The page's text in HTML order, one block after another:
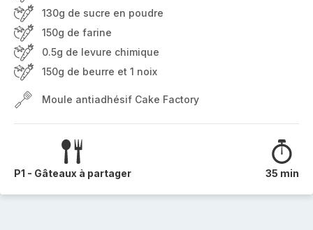
130g de sucre en poudre
150g de farine
0.5g de levure chimique
150g de beurre et 1 noix
Moule antiadhésif Cake Factory
P1 - Gâteaux à partager 35 min